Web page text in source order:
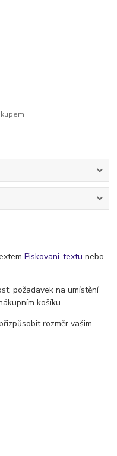
Piskovani-textu nebo
požadavek na umístění
košíku.
rozměr vašim